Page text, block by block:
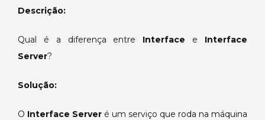
Interface
Descrição:
Qual é a diferença entre Interface e Interface
Server?
Solução:
O Interface Server é um serviço que roda na máquina